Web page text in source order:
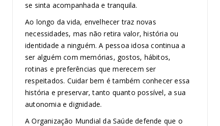
se sinta acompanhada e tranquila.
Ao longo da vida, envelhecer traz novas
necessidades, mas não retira valor, história ou
identidade a ninguém. A pessoa idosa continua a
ser alguém com memórias, gostos, hábitos,
rotinas e preferências que merecem ser
respeitados. Cuidar bem é também conhecer essa
história e preservar, tanto quanto possível, a sua
autonomia e dignidade.
A Organização Mundial da Saúde defende que o